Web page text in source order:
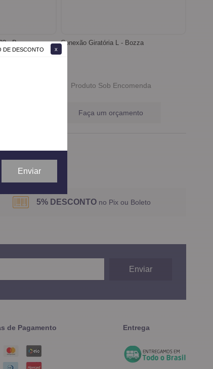
DE DESCONTO
Z 7302 - Bozza Conexão Giratória L - Bozza
Produto Sob Encomenda
Faça um orçamento
5% DESCONTO no Pix ou Boleto
de Pagamento Entrega